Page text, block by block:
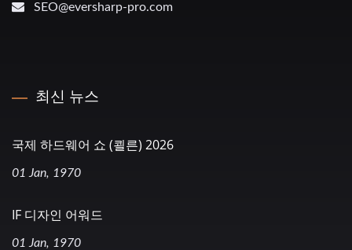
SEO@eversharp-pro.com
최신 뉴스
국제 하드웨어 쇼 (쾰른) 2026
01 Jan, 1970
IF 디자인 어워드
01 Jan, 1970